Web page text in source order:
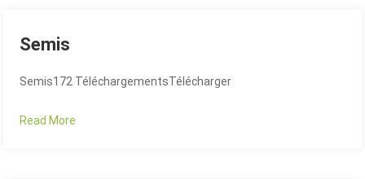
Semis
Semis172 TéléchargementsTélécharger
Read More